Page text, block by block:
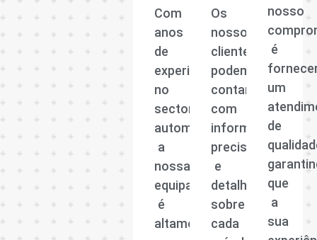
Com
anos
de
experiência
no
sector
automóvel,
a
nossa
equipa
é
altamente
Os
nossos
clientes
podem
contar
com
informações
precisas
e
detalhadas
sobre
cada
nosso
é
um
de
que
a
sua